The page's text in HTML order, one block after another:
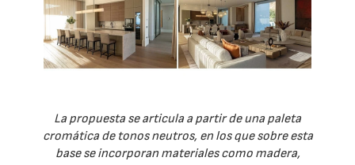
La propuesta se articula a partir de una paleta
cromática de tonos neutros, en los que sobre esta
base se incorporan materiales como madera,